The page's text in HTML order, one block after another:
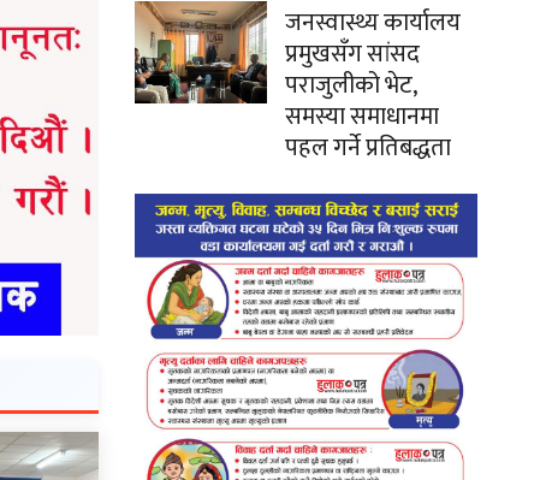
जनस्वास्थ्य कार्यालय
प्रमुखसँग सांसद
पराजुलीको भेट,
समस्या समाधानमा
पहल गर्ने प्रतिबद्धता